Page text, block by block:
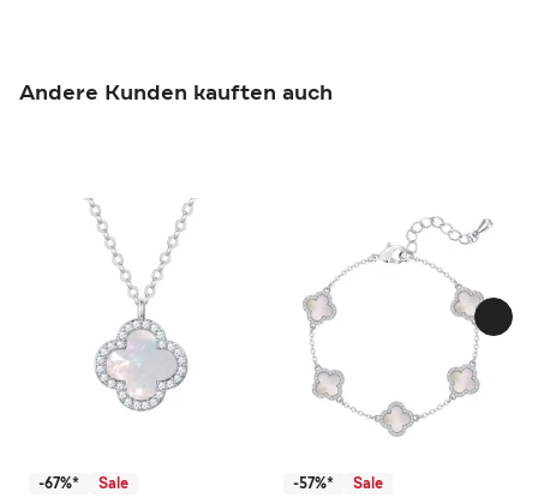
Andere Kunden kauften auch
-67%* Sale -57%* Sale